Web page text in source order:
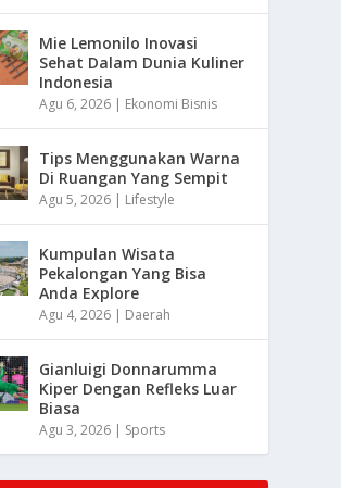
Mie Lemonilo Inovasi
Sehat Dalam Dunia Kuliner
Indonesia
Agu 6, 2026 | Ekonomi Bisnis
Tips Menggunakan Warna
Di Ruangan Yang Sempit
Agu 5, 2026 | Lifestyle
Kumpulan Wisata
Pekalongan Yang Bisa
Anda Explore
Agu 4, 2026 | Daerah
Gianluigi Donnarumma
Kiper Dengan Refleks Luar
Biasa
Agu 3, 2026 | Sports